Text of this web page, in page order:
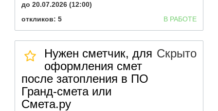
до 20.07.2026 (12:00)
откликов: 5
В РАБОТЕ
Нужен сметчик, для
оформления смет
после затопления в ПО
Гранд-смета или
Смета.ру
Скрыто